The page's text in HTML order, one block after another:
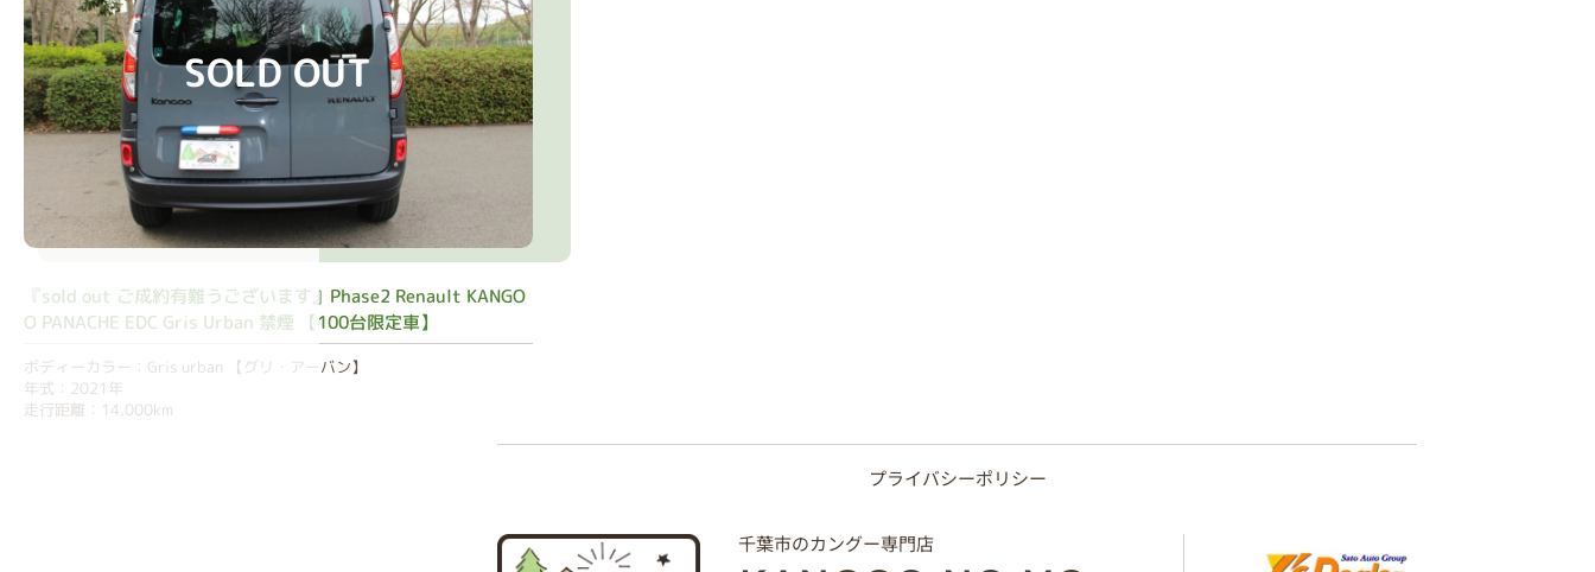
SOLD OUT
『sold out ご成約有難うございます』Phase2 Renault KANGO
O PANACHE EDC Gris Urban 禁煙 【100台限定車】
ボディーカラー：Gris urban 【グリ・アーバン】
年式：2021年
走行距離：14,000km
プライバシーポリシー
千葉市のカングー専門店